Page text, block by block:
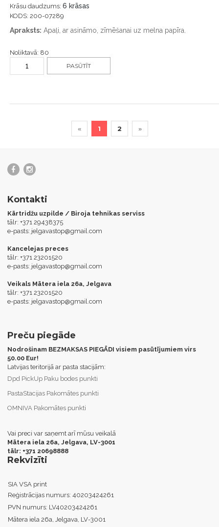
Krāsu daudzums: 6 krāsas
KODS: 200-07289
Apraksts: Apaļi, ar asināmo, zīmēšanai uz melna papīra.
Noliktavā: 80
PASŪTĪT
« 1 2 »
Kontakti
Kārtridžu uzpilde / Biroja tehnikas serviss
tālr: +371 29438375
e-pasts: jelgavastop@gmail.com
Kancelejas preces
tālr: +371 23201520
e-pasts: jelgavastop@gmail.com
Veikals Mātera iela 26a, Jelgava
tālr: +371 23201520
e-pasts: jelgavastop@gmail.com
Preču piegāde
Nodrošinam BEZMAKSAS PIEGĀDI visiem pasūtījumiem virs
50.00 Eur!
Latvijas teritorijā ar pasta stacijām:
Dpd PickUp Paku bodes punkti
PastaStacijas Pakomātes punkti
OMNIVA Pakomātes punkti
Vai preci var saņemt arī mūsu veikalā
Mātera iela 26a, Jelgava, LV-3001
tālr: +371 20698888
Rekvizīti
SIA VSA print
Reģistrācijas numurs: 40203424261
PVN numurs: LV40203424261
Mātera iela 26a, Jelgava, LV-3001